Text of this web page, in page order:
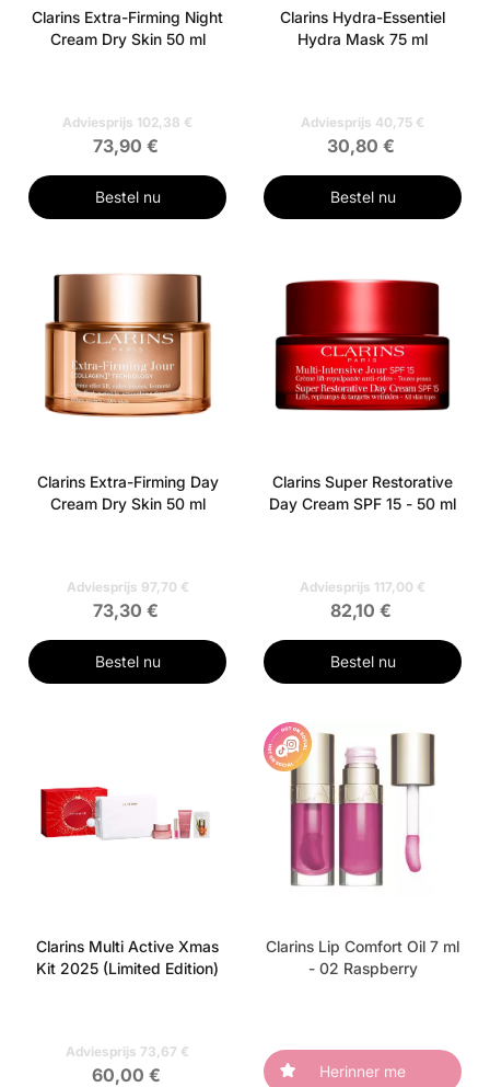
Clarins Extra-Firming Night
Cream Dry Skin 50 ml
Adviesprijs 102,38 €
73,90 €
Bestel nu
Clarins Hydra-Essentiel
Hydra Mask 75 ml
Adviesprijs 40,75 €
30,80 €
Bestel nu
Clarins Extra-Firming Day
Cream Dry Skin 50 ml
Adviesprijs 97,70 €
73,30 €
Bestel nu
Clarins Super Restorative
Day Cream SPF 15 - 50 ml
Adviesprijs 117,00 €
82,10 €
Bestel nu
Clarins Multi Active Xmas
Kit 2025 (Limited Edition)
Adviesprijs 73,67 €
60,00 €
Clarins Lip Comfort Oil 7 ml
- 02 Raspberry
Herinner me